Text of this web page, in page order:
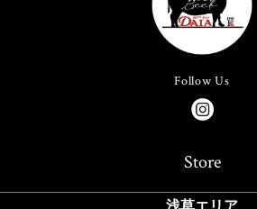
Follow Us
Store